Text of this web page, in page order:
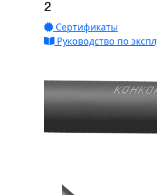
2
Сертификаты
Руководство по